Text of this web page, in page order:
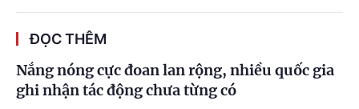
ĐỌC THÊM
Nắng nóng cực đoan lan rộng, nhiều quốc gia
ghi nhận tác động chưa từng có